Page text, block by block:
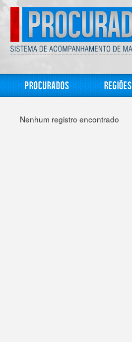
Procurados Regiões
Nenhum registro encontrado